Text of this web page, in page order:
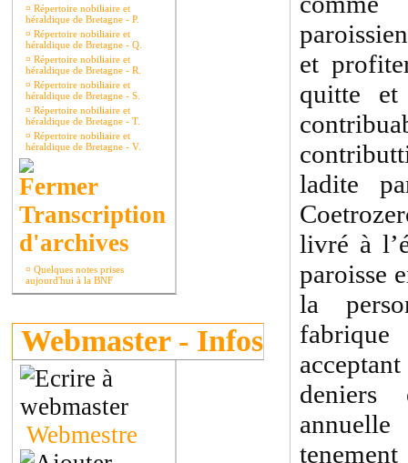
¤ Répertoire nobiliaire et
héraldique de Bretagne - P.
¤ Répertoire nobiliaire et
héraldique de Bretagne - Q.
¤ Répertoire nobiliaire et
héraldique de Bretagne - R.
¤ Répertoire nobiliaire et
héraldique de Bretagne - S.
¤ Répertoire nobiliaire et
héraldique de Bretagne - T.
¤ Répertoire nobiliaire et
héraldique de Bretagne - V.
Transcription
d'archives
¤ Quelques notes prises
aujourd'hui à la BNF
Webmaster - Infos
Webmestre
et
quitte
ladite
livré à
paroisse
la